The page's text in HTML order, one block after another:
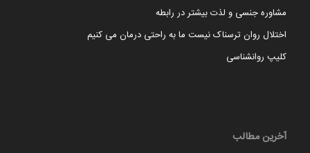
مشاوره جنسی و لذت بیشتر در رابطه
اختلال روان ترسناک نیست ما به راحتی درمان می کنیم
کلیپ روانشناسی
آخرین مطالب